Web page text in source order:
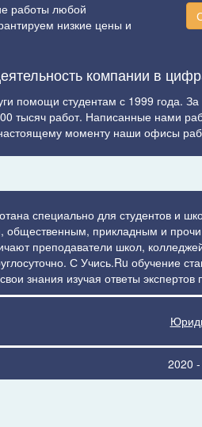
работы любой
низкие цены и
компании в
помощи студентам с 1999 года.
тысяч работ. Написанные нами
моменту наши офисы
специально для студентов и
общественным, прикладным и
преподаватели школ,
С Учись.Ru обучение
знания изучая ответы
2020